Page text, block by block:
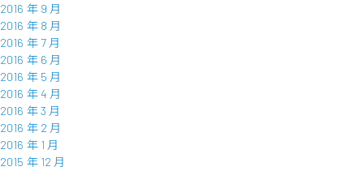
2016 年 9 月
2016 年 8 月
2016 年 7 月
2016 年 6 月
2016 年 5 月
2016 年 4 月
2016 年 3 月
2016 年 2 月
2016 年 1 月
2015 年 12 月